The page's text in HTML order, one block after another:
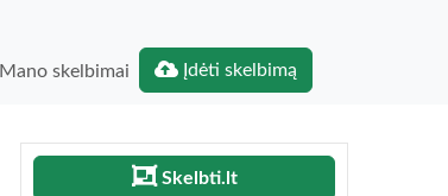
Mano skelbimai Įdėti skelbimą
Skelbti.lt